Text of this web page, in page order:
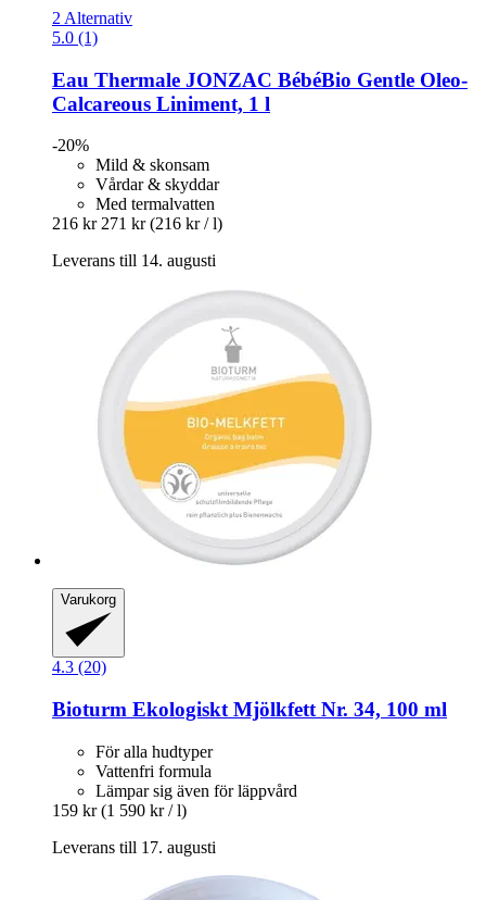
2 Alternativ
5.0 (1)
Eau Thermale JONZAC BébéBio Gentle Oleo-​
Calcareous Liniment, 1 l
-20%
Mild & skonsam
Vårdar & skyddar
Med termalvatten
216 kr 271 kr (216 kr / l)
Leverans till 14. augusti
Varukorg
4.3 (20)
Bioturm Ekologiskt Mjölkfett Nr. 34, 100 ml
För alla hudtyper
Vattenfri formula
Lämpar sig även för läppvård
159 kr (1 590 kr / l)
Leverans till 17. augusti